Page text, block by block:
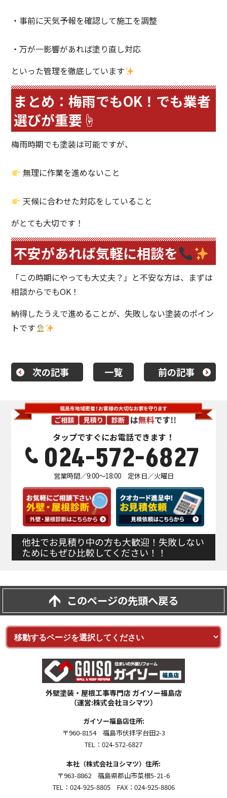
・事前に天気予報を確認して施工を調整
・万が一影響があれば塗り直し対応
といった管理を徹底しています
まとめ：梅雨でもOK！でも業者
選びが重要☝️
梅雨時期でも塗装は可能ですが、
無理に作業を進めないこと
天候に合わせた対応をしていること
がとても大切です！
不安があれば気軽に相談を
「この時期にやっても大丈夫？」と不安な方は、まずは
相談からでもOK！
納得したうえで進めることが、失敗しない塗装のポイン
トです
次の記事 一覧 前の記事
タップですぐにお電話できます！
024-572-6827
営業時間／9:00～18:00 定休日／火曜日
他社でお見積り中の方も大歓迎！失敗しない
ためにもぜひ比較してください！！
このページの先頭へ戻る
外壁塗装・屋根工事専門店 ガイソー福島店
（運営:株式会社ヨシマツ）
ガイソー福島店住所:
〒960-8154 福島市伏拝字台田2-3
TEL：024-572-6827
本社（株式会社ヨシマツ）住所:
〒963-8862 福島県郡山市菜根5-21-6
TEL：024-925-8805 FAX：024-925-8806